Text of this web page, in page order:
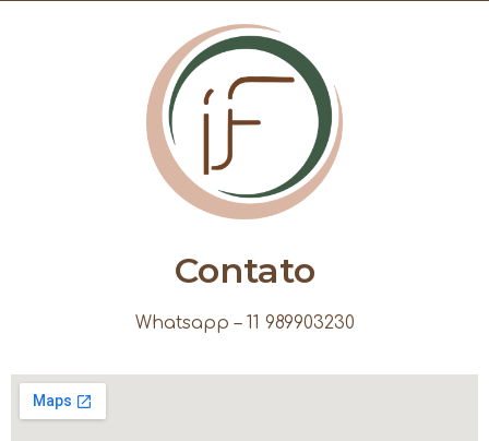
Contato
Whatsapp – 11 989903230